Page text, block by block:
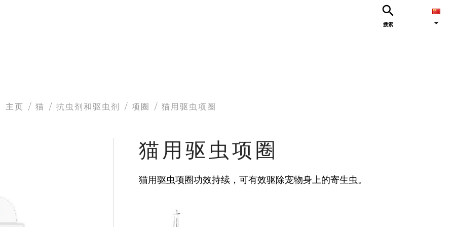

搜索 
主页 猫 抗虫剂和驱虫剂 项圈 猫用驱虫项圈
猫用驱虫项圈
猫用驱虫项圈功效持续，可有效驱除宠物身上的寄生虫。